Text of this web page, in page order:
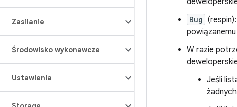
Zasilanie
Środowisko wykonawcze
Ustawienia
Bug
W razie
Jeśli